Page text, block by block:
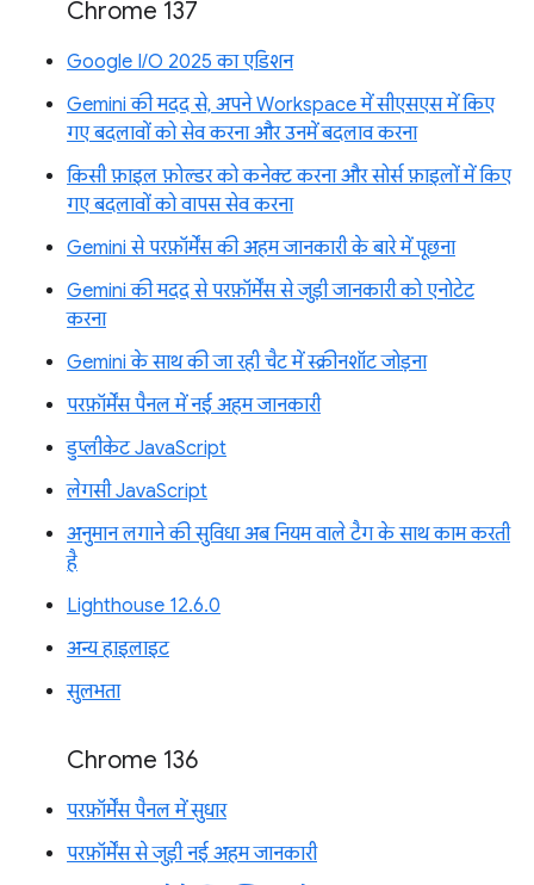
Chrome 137
Google I/O 2025 का एडिशन
Gemini की मदद से, अपने Workspace में सीएसएस में किए
गए बदलावों को सेव करना और उनमें बदलाव करना
किसी फ़ाइल फ़ोल्डर को कनेक्ट करना और सोर्स फ़ाइलों में किए
गए बदलावों को वापस सेव करना
Gemini से परफ़ॉर्मेंस की अहम जानकारी के बारे में पूछना
Gemini की मदद से परफ़ॉर्मेंस से जुड़ी जानकारी को एनोटेट
करना
Gemini के साथ की जा रही चैट में स्क्रीनशॉट जोड़ना
परफ़ॉर्मेंस पैनल में नई अहम जानकारी
डुप्लीकेट JavaScript
लेगसी JavaScript
अनुमान लगाने की सुविधा अब नियम वाले टैग के साथ काम करती
है
Lighthouse 12.6.0
अन्य हाइलाइट
सुलभता
Chrome 136
परफ़ॉर्मेंस पैनल में सुधार
परफ़ॉर्मेंस से जुड़ी नई अहम जानकारी